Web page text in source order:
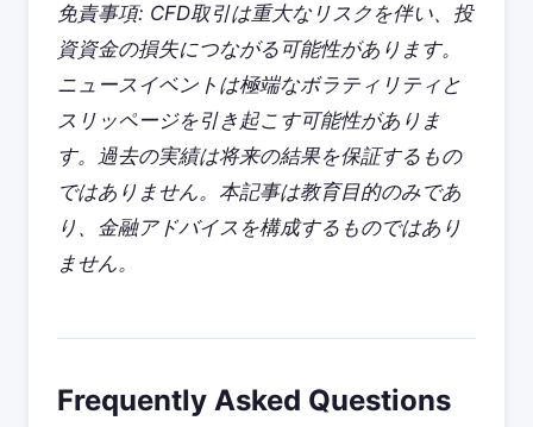
免責事項: CFD取引は重大なリスクを伴い、投
資資金の損失につながる可能性があります。
ニュースイベントは極端なボラティリティと
スリッページを引き起こす可能性がありま
す。過去の実績は将来の結果を保証するもの
ではありません。本記事は教育目的のみであ
り、金融アドバイスを構成するものではあり
ません。
Frequently Asked Questions